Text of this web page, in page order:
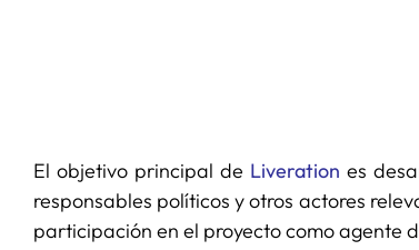
El objetivo principal de Liveration es
responsables políticos y otros actores
participación en el proyecto como agente